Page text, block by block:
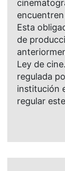
Esta
de
Ley de
regulada
institución
regular